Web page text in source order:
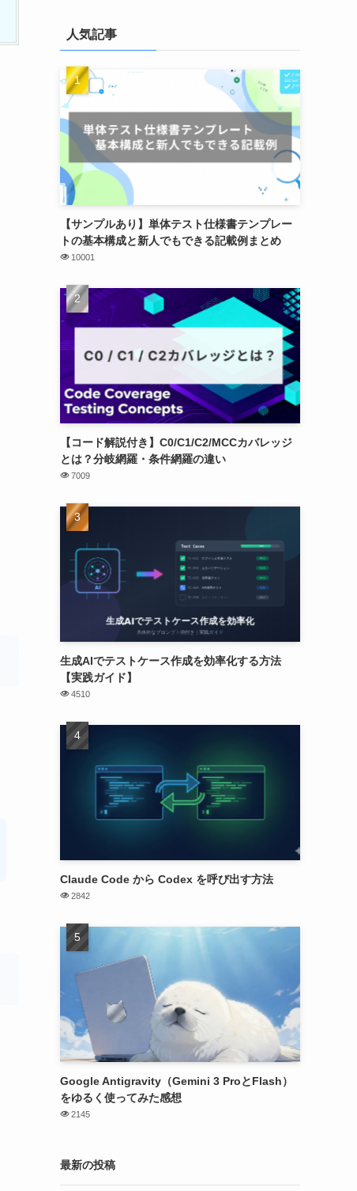
人気記事
【サンプルあり】単体テスト仕様書テンプレー
トの基本構成と新人でもできる記載例まとめ
10001
【コード解説付き】C0/C1/C2/MCCカバレッジ
とは？分岐網羅・条件網羅の違い
7009
生成AIでテストケース作成を効率化する方法
【実践ガイド】
4510
Claude Code から Codex を呼び出す方法
2842
Google Antigravity（Gemini 3 ProとFlash）
をゆるく使ってみた感想
2145
最新の投稿